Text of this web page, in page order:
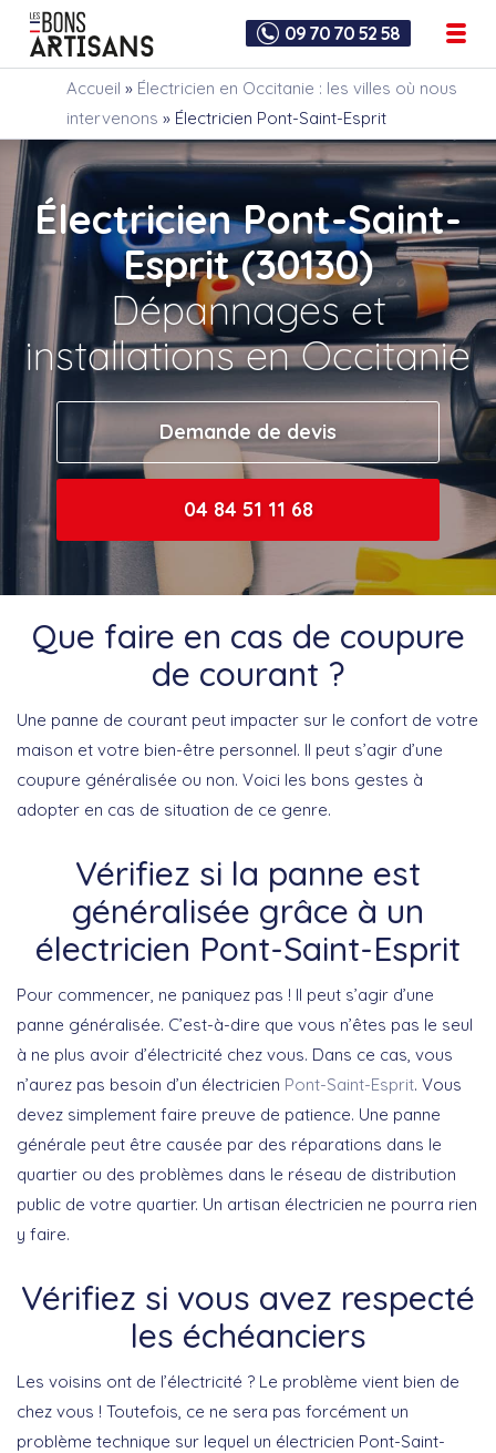
09 70 70 52 58
Accueil » Électricien en Occitanie : les villes où nous
intervenons » Électricien Pont-Saint-Esprit
Électricien Pont-Saint-
Esprit (30130)
Dépannages et
installations en Occitanie
Demande de devis
04 84 51 11 68
Que faire en cas de coupure
de courant ?
Une panne de courant peut impacter sur le confort de votre
maison et votre bien-être personnel. Il peut s’agir d’une
coupure généralisée ou non. Voici les bons gestes à
adopter en cas de situation de ce genre.
Vérifiez si la panne est
généralisée grâce à un
électricien Pont-Saint-Esprit
Pour commencer, ne paniquez pas ! Il peut s’agir d’une
panne généralisée. C’est-à-dire que vous n’êtes pas le seul
à ne plus avoir d’électricité chez vous. Dans ce cas, vous
n’aurez pas besoin d’un électricien Pont-Saint-Esprit. Vous
devez simplement faire preuve de patience. Une panne
générale peut être causée par des réparations dans le
quartier ou des problèmes dans le réseau de distribution
public de votre quartier. Un artisan électricien ne pourra rien
y faire.
Vérifiez si vous avez respecté
les échéanciers
Les voisins ont de l’électricité ? Le problème vient bien de
chez vous ! Toutefois, ce ne sera pas forcément un
problème technique sur lequel un électricien Pont-Saint-